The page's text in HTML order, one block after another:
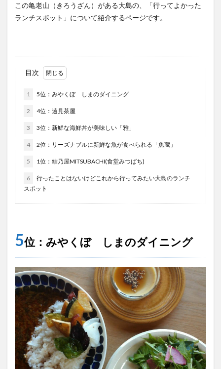
この亀老山（きろうざん）がある大島の、「行ってよかった
ランチスポット」について紹介するページです。
目次
1 5位：みやくぼ しまのダイニング
2 4位：遠見茶屋
3 3位：新鮮な海鮮丼が美味しい「雅」
4 2位：リーズナブルに新鮮な魚が食べられる「魚蔵」
5 1位：結乃屋MITSUBACHI(食堂みつばち)
6
行ったことはないけどこれから行ってみたい大島のランチ
スポット
5位：みやくぼ しまのダイニング